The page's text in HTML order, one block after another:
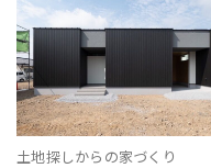
土地探しからの家づくり